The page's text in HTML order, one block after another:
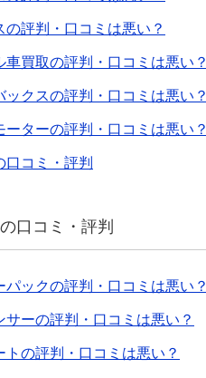
の評判・口コミは悪い？
車買取の評判・口コミは悪い？
ックスの評判・口コミは悪い？
ーターの評判・口コミは悪い？
口コミ・評判
口コミ・評判
パックの評判・口コミは悪い？
サーの評判・口コミは悪い？
トの評判・口コミは悪い？